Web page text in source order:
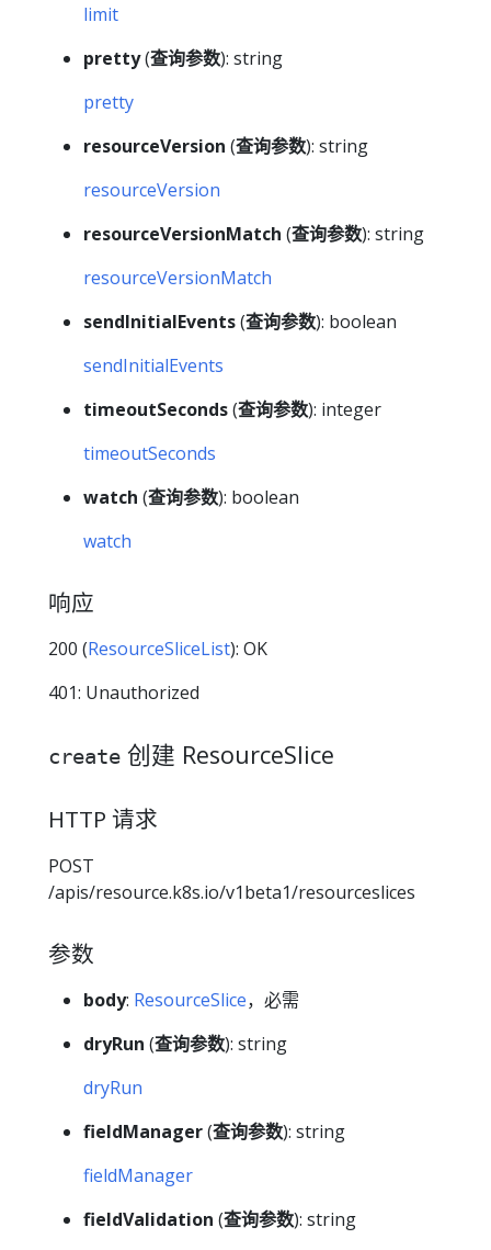
limit
pretty(查询参数): string
pretty
resourceVersion (查询参数): string
resourceVersion
resourceVersionMatch (查询参数): string
resourceVersionMatch
sendInitialEvents(查询参数): boolean
sendInitialEvents
timeoutSeconds(查询参数): integer
timeoutSeconds
watch (查询参数): boolean
watch
响应
200 (ResourceSliceList): OK
401: Unauthorized
create 创建 ResourceSlice
HTTP 请求
POST
/apis/resource.k8s.io/v1beta1/resourceslices
参数
body: ResourceSlice，必需
dryRun (查询参数): string
dryRun
fieldManager(查询参数): string
fieldManager
fieldValidation (查询参数): string